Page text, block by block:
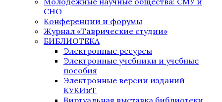
СНО
Конференции и форумы
Журнал «Таврические студии»
БИБЛИОТЕКА
Электронные ресурсы
Электронные учебники и учебные
пособия
Электронные версии изданий
КУКИиТ
Виртуальная выставка библиотеки